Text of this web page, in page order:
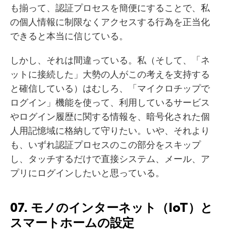
も揃って、認証プロセスを簡便にすることで、私
の個人情報に制限なくアクセスする行為を正当化
できると本当に信じている。
しかし、それは間違っている。私（そして、「ネ
ットに接続した」大勢の人がこの考えを支持する
と確信している）はむしろ、「マイクロチップで
ログイン」機能を使って、利用しているサービス
やログイン履歴に関する情報を、暗号化された個
人用記憶域に格納して守りたい。いや、それより
も、いずれ認証プロセスのこの部分をスキップ
し、タッチするだけで直接システム、メール、ア
プリにログインしたいと思っている。
07. モノのインターネット（IoT）と
スマートホームの設定